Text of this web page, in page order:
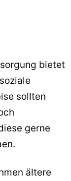
bietet
sollten
gerne
ältere